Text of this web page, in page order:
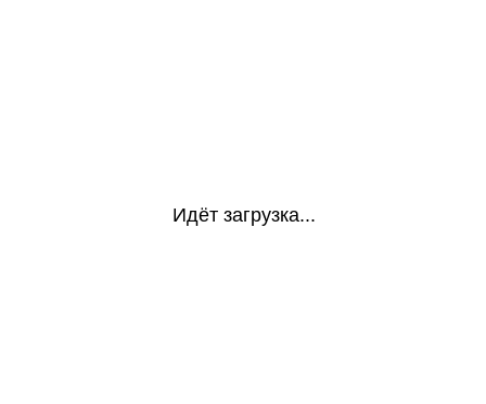
Идёт загрузка...